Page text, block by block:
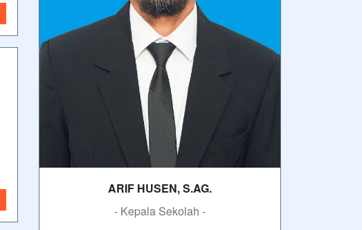
ARIF HUSEN, S.AG.
- Kepala Sekolah -